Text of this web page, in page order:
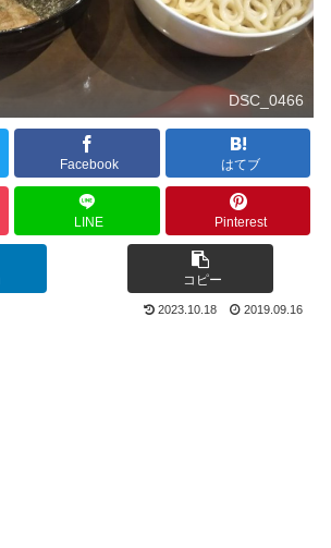
DSC_0466
Facebook はてブ
LINE Pinterest
コピー
2023.10.18 2019.09.16